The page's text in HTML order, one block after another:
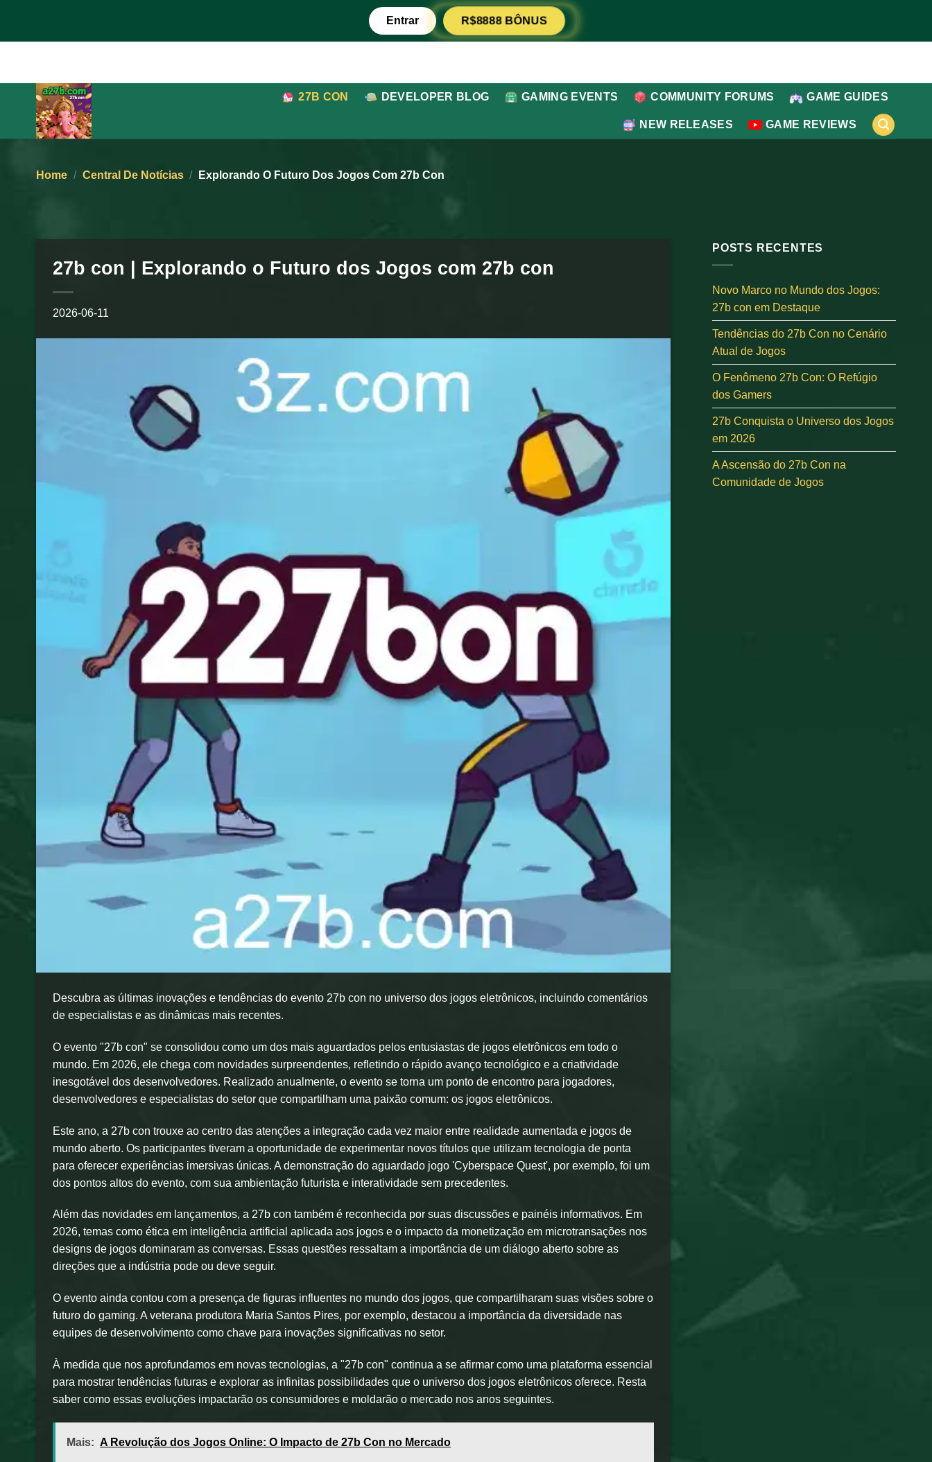
content
Entrar R$8888 BÔNUS
27B CON DEVELOPER BLOG GAMING EVENTS COMMUNITY FORUMS GAME GUIDES
NEW RELEASES GAME REVIEWS
Home / Central De Notícias / Explorando O Futuro Dos Jogos Com 27b Con
27b con | Explorando o Futuro dos Jogos com 27b con
2026-06-11
Descubra as últimas inovações e tendências do evento 27b con no universo dos jogos eletrônicos, incluindo comentários
de especialistas e as dinâmicas mais recentes.
O evento "27b con" se consolidou como um dos mais aguardados pelos entusiastas de jogos eletrônicos em todo o
mundo. Em 2026, ele chega com novidades surpreendentes, refletindo o rápido avanço tecnológico e a criatividade
inesgotável dos desenvolvedores. Realizado anualmente, o evento se torna um ponto de encontro para jogadores,
desenvolvedores e especialistas do setor que compartilham uma paixão comum: os jogos eletrônicos.
Este ano, a 27b con trouxe ao centro das atenções a integração cada vez maior entre realidade aumentada e jogos de
mundo aberto. Os participantes tiveram a oportunidade de experimentar novos títulos que utilizam tecnologia de ponta
para oferecer experiências imersivas únicas. A demonstração do aguardado jogo 'Cyberspace Quest', por exemplo, foi um
dos pontos altos do evento, com sua ambientação futurista e interatividade sem precedentes.
Além das novidades em lançamentos, a 27b con também é reconhecida por suas discussões e painéis informativos. Em
2026, temas como ética em inteligência artificial aplicada aos jogos e o impacto da monetização em microtransações nos
designs de jogos dominaram as conversas. Essas questões ressaltam a importância de um diálogo aberto sobre as
direções que a indústria pode ou deve seguir.
O evento ainda contou com a presença de figuras influentes no mundo dos jogos, que compartilharam suas visões sobre o
futuro do gaming. A veterana produtora Maria Santos Pires, por exemplo, destacou a importância da diversidade nas
equipes de desenvolvimento como chave para inovações significativas no setor.
À medida que nos aprofundamos em novas tecnologias, a "27b con" continua a se afirmar como uma plataforma essencial
para mostrar tendências futuras e explorar as infinitas possibilidades que o universo dos jogos eletrônicos oferece. Resta
saber como essas evoluções impactarão os consumidores e moldarão o mercado nos anos seguintes.
Mais: A Revolução dos Jogos Online: O Impacto de 27b Con no Mercado
POSTS RECENTES
Novo Marco no Mundo dos Jogos:
27b con em Destaque
Tendências do 27b Con no Cenário
Atual de Jogos
O Fenômeno 27b Con: O Refúgio
dos Gamers
27b Conquista o Universo dos Jogos
em 2026
A Ascensão do 27b Con na
Comunidade de Jogos